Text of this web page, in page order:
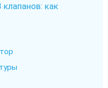
как